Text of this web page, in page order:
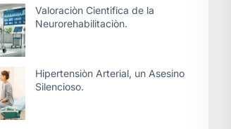
Valoraciòn Cientifica de la
Neurorehabilitaciòn.
Hipertensiòn Arterial, un Asesino
Silencioso.